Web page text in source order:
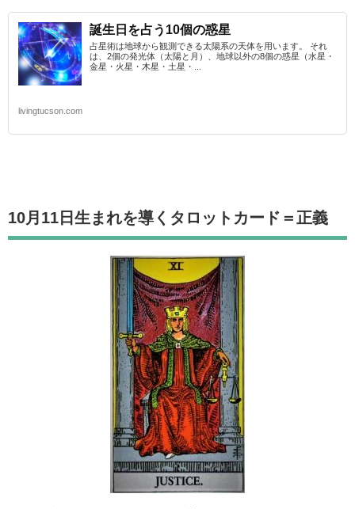
誕生日を占う10個の惑星
占星術は地球から観測できる太陽系の天体を用います。 それ
は、2個の発光体（太陽と月）、地球以外の8個の惑星（水星・
金星・火星・木星・土星・...
livingtucson.com
10月11日生まれを導くタロットカード ＝正義